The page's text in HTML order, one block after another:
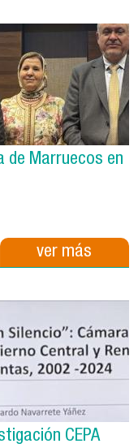
de Marruecos en
ver más
CEPA